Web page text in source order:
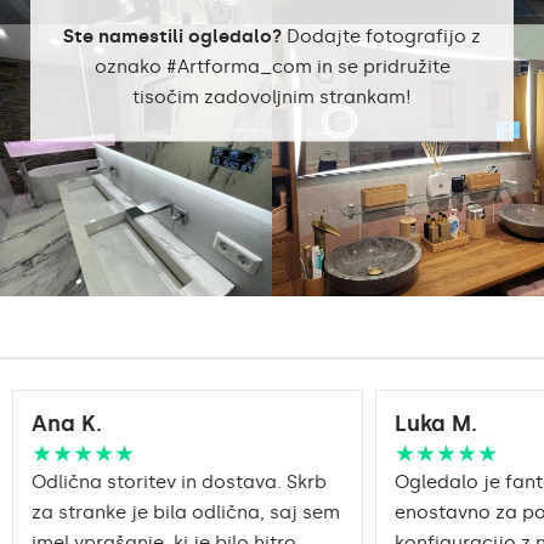
Poraba
Garancija Da, 2 leti
Pribor za montažo,
navodila za montažo
Namen ogledalasmart
Profesionalno ličenje,
Zrcalo SMART
Oblika ogledala Dekorativno ogledalo
jedilnica
embalaža zagotavlja
varen prevoz do vašega
doma.
Obdelava robov
Ogledalo s poliranimi
Ste namestili ogledalo? Dodajte fotografijo z
oznako #Artforma_com in se pridružite
tisočim zadovoljnim strankam!
Ana K.
★★★★★
Odlična storitev in dostava. Skrb
za stranke je bila odlična, saj sem
Luka M.
★★★★★
Ogledalo je
enostavno za